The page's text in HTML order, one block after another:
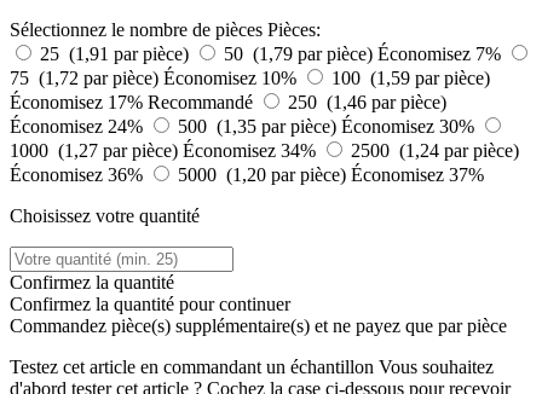
Sélectionnez le nombre de pièces Pièces:
25 (1,91 par pièce)
50 (1,79 par pièce) Économisez 7%
75 (1,72 par pièce) Économisez 10%
100 (1,59 par pièce)
Économisez 17% Recommandé
250 (1,46 par pièce)
Économisez 24%
500 (1,35 par pièce) Économisez 30%
1000 (1,27 par pièce) Économisez 34%
2500 (1,24 par pièce)
Économisez 36%
5000 (1,20 par pièce) Économisez 37%
Choisissez votre quantité
Confirmez la quantité
Confirmez la quantité pour continuer
Commandez pièce(s) supplémentaire(s) et ne payez que par pièce
Testez cet article en commandant un échantillon Vous souhaitez
d'abord tester cet article ? Cochez la case ci-dessous pour recevoir